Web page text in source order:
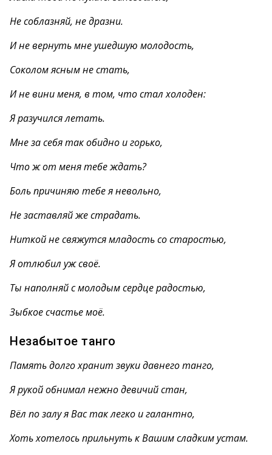
Не соблазняй, не дразни.
И не вернуть мне ушедшую молодость,
Соколом ясным не стать,
И не вини меня, в том, что стал холоден:
Я разучился летать.
Мне за себя так обидно и горько,
Что ж от меня тебе ждать?
Боль причиняю тебе я невольно,
Не заставляй же страдать.
Ниткой не свяжутся младость со старостью,
Я отлюбил уж своё.
Ты наполняй с молодым сердце радостью,
Зыбкое счастье моё.
Незабытое танго
Память долго хранит звуки давнего танго,
Я рукой обнимал нежно девичий стан,
Вёл по залу я Вас так легко и галантно,
Хоть хотелось прильнуть к Вашим сладким устам.